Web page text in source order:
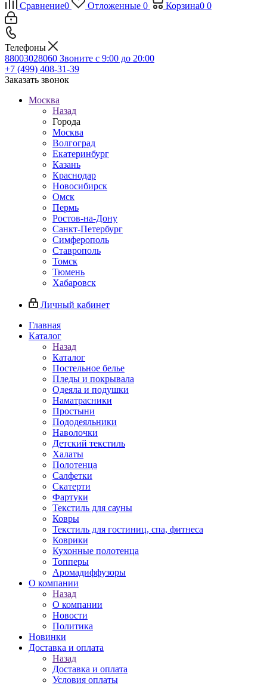
Сравнение0 Отложенные 0 Корзина0 0
Телефоны
88003028060 Звоните с 9:00 до 20:00
+7 (499) 408-31-39
Заказать звонок
Москва
Назад
Города
Москва
Волгоград
Екатеринбург
Казань
Краснодар
Новосибирск
Омск
Пермь
Ростов-на-Дону
Санкт-Петербург
Симферополь
Ставрополь
Томск
Тюмень
Хабаровск
Личный кабинет
Главная
Каталог
Назад
Каталог
Постельное белье
Пледы и покрывала
Одеяла и подушки
Наматрасники
Простыни
Пододеяльники
Наволочки
Детский текстиль
Халаты
Полотенца
Салфетки
Скатерти
Фартуки
Текстиль для сауны
Ковры
Текстиль для гостиниц, спа, фитнеса
Коврики
Кухонные полотенца
Топперы
Аромадиффузоры
О компании
Назад
О компании
Новости
Политика
Новинки
Доставка и оплата
Назад
Доставка и оплата
Условия оплаты